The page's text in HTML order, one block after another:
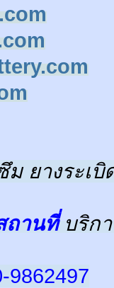
ม ยางระเบิ
ถานที่ บริก
9862497